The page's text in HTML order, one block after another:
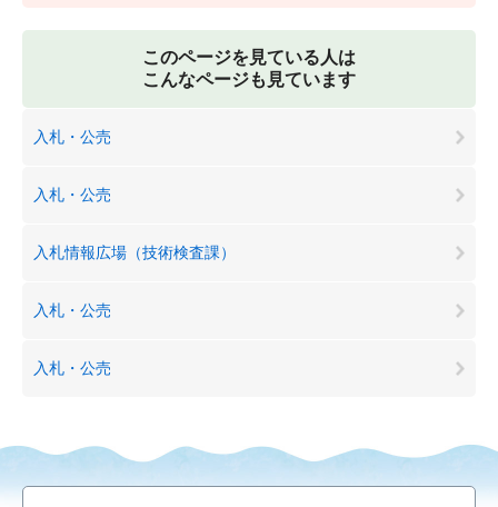
このページを見ている人は
こんなページも見ています
入札・公売
入札・公売
入札情報広場（技術検査課）
入札・公売
入札・公売